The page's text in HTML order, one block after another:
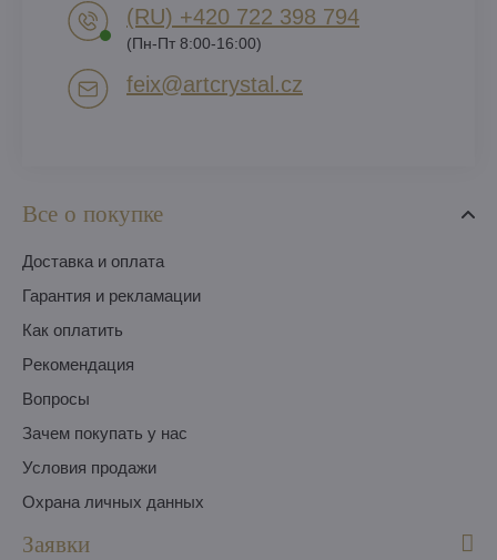
Все о покупке
Доставка и оплата
Гарантия и рекламации
Как оплатить
Pекомендация
Вопросы
Зачем покупать у нас
Условия продажи
Охрана личных данных
Заявки
(RU) +420 722 398 794​
(Пн-Пт 8:00-16:00)
feix​@artcrystal​.cz